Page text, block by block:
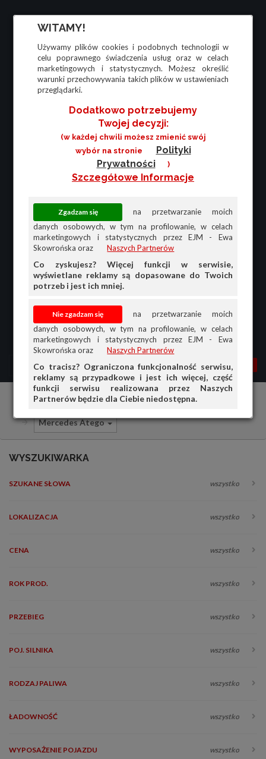
WITAMY!
Używamy plików cookies i podobnych technologii w
celu poprawnego świadczenia usług oraz w celach
marketingowych i statystycznych. Możesz określić
warunki przechowywania takich plików w ustawieniach
przeglądarki.
Dodatkowo potrzebujemy
Twojej decyzji:
(w każdej chwili możesz zmienić swój
wybór na stronie
Polityki
Prywatności
)
Szczegółowe Informacje
na przetwarzanie moich
danych osobowych, w tym na profilowanie, w celach
marketingowych i statystycznych przez EJM - Ewa
Skowrońska oraz
Naszych Partnerów
Co zyskujesz? Więcej funkcji w serwisie,
wyświetlane reklamy są dopasowane do Twoich
potrzeb i jest ich mniej.
na przetwarzanie moich
danych osobowych, w tym na profilowanie, w celach
marketingowych i statystycznych przez EJM - Ewa
Skowrońska oraz
Naszych Partnerów
Co tracisz? Ograniczona funkcjonalność serwisu,
reklamy są przypadkowe i jest ich więcej, część
funkcji serwisu realizowana przez Naszych
Partnerów będzie dla Ciebie niedostępna.
MENU MOJA AG
PRZEGLĄD
Samochody ciężarowe i dostawcze Mercedes
Mercedes Atego
WYSZUKIWARKA
SZUKANE SŁOWA wszystko
LOKALIZACJA wszystko
CENA wszystko
ROK PROD. wszystko
PRZEBIEG wszystko
POJ. SILNIKA wszystko
RODZAJ PALIWA wszystko
ŁADOWNOŚĆ wszystko
WYPOSAŻENIE POJAZDU wszystko